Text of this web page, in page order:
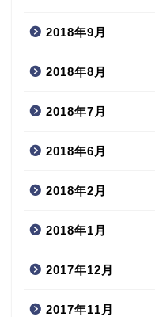
2018年9月
2018年8月
2018年7月
2018年6月
2018年2月
2018年1月
2017年12月
2017年11月